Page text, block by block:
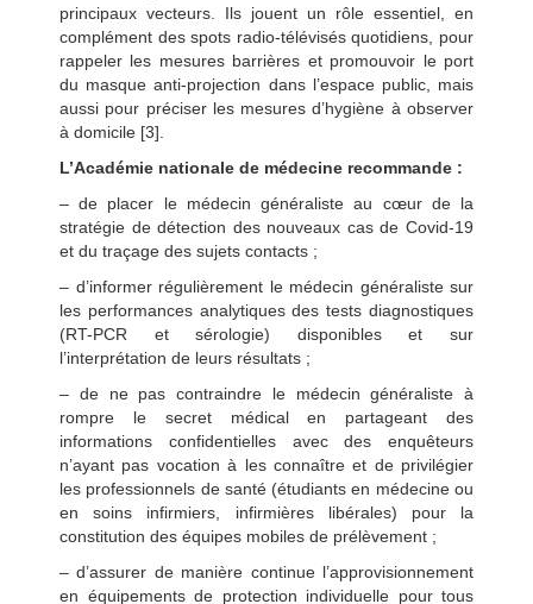
principaux vecteurs. Ils jouent un rôle essentiel, en
complément des spots radio-télévisés quotidiens, pour
rappeler les mesures barrières et promouvoir le port
du masque anti-projection dans l’espace public, mais
aussi pour préciser les mesures d’hygiène à observer
à domicile [3].
L’Académie nationale de médecine recommande :
– de placer le médecin généraliste au cœur de la
stratégie de détection des nouveaux cas de Covid-19
et du traçage des sujets contacts ;
– d’informer régulièrement le médecin généraliste sur
les performances analytiques des tests diagnostiques
(RT-PCR et sérologie) disponibles et sur
l’interprétation de leurs résultats ;
– de ne pas contraindre le médecin généraliste à
rompre le secret médical en partageant des
informations confidentielles avec des enquêteurs
n’ayant pas vocation à les connaître et de privilégier
les professionnels de santé (étudiants en médecine ou
en soins infirmiers, infirmières libérales) pour la
constitution des équipes mobiles de prélèvement ;
– d’assurer de manière continue l’approvisionnement
en équipements de protection individuelle pour tous